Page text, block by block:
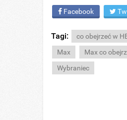
Facebook
Tagi: co obejrzeć w
Max
Max co
Wybraniec